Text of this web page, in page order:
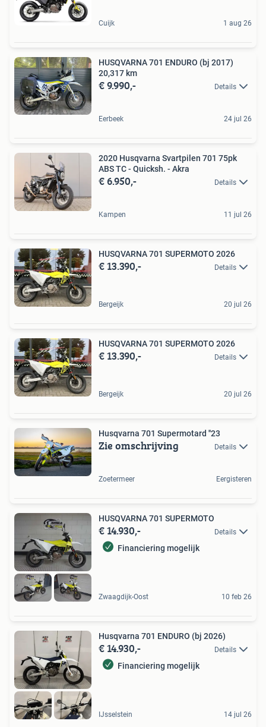
Cuijk 1 aug 26
HUSQVARNA 701 ENDURO (bj 2017)
20,317 km
€ 9.990,- Details
Eerbeek 24 jul 26
2020 Husqvarna Svartpilen 701 75pk
ABS TC - Quicksh. - Akra
€ 6.950,- Details
Kampen 11 jul 26
HUSQVARNA 701 SUPERMOTO 2026
€ 13.390,- Details
Bergeijk 20 jul 26
HUSQVARNA 701 SUPERMOTO 2026
€ 13.390,- Details
Bergeijk 20 jul 26
Husqvarna 701 Supermotard ''23
Zie omschrijving Details
Zoetermeer Eergisteren
HUSQVARNA 701 SUPERMOTO
€ 14.930,- Details
Financiering mogelijk
Zwaagdijk-Oost 10 feb 26
Husqvarna 701 ENDURO (bj 2026)
€ 14.930,- Details
Financiering mogelijk
IJsselstein 14 jul 26